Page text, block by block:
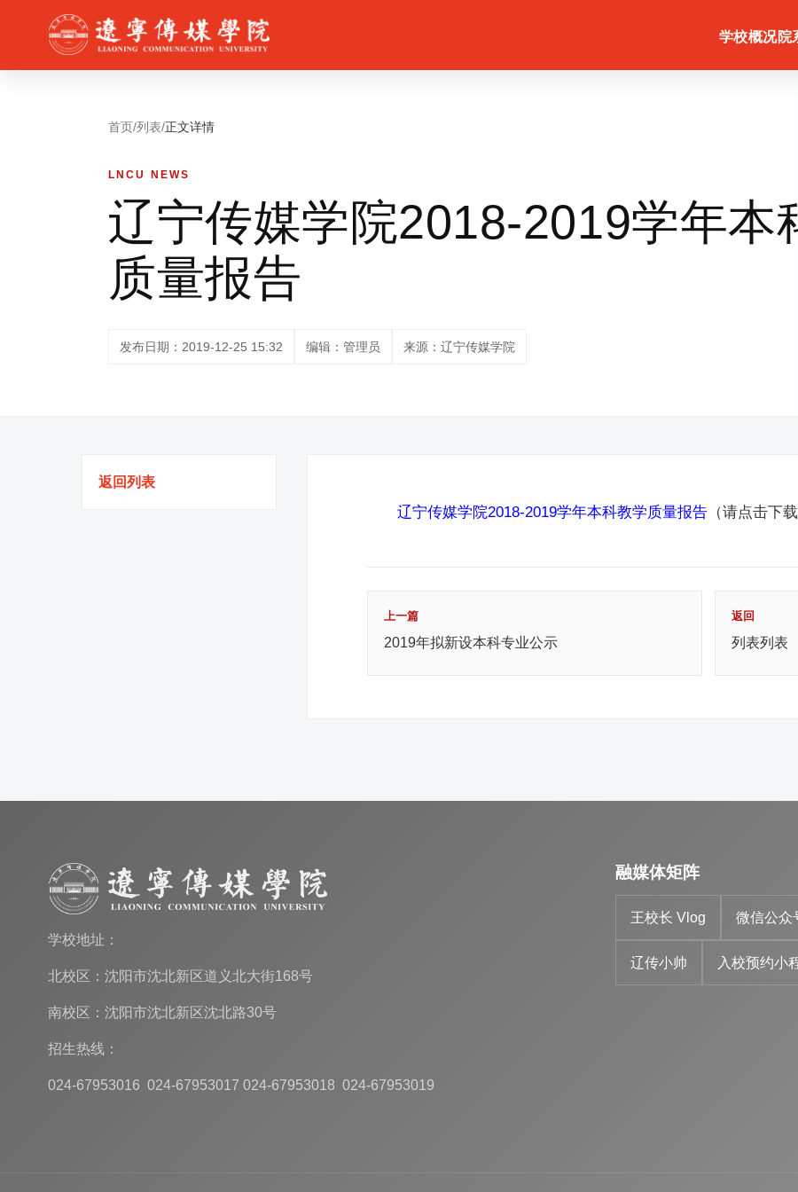
学校概况院
首页/列表/正文详情
LNCU NEWS
辽宁传媒学院2018-2019学年本
质量报告
发布日期：2019-12-25 15:32 编辑：管理员 来源：辽宁传媒学院
返回列表
辽宁传媒学院2018-2019学年本科教学质量报告 （请点击下
上一篇
2019年拟新设本科专业公示
返回
列表列表
学校地址：
北校区：沈阳市沈北新区道义北大街168号
南校区：沈阳市沈北新区沈北路30号
招生热线：
024-67953016 024-67953017 024-67953018 024-67953019
融媒体矩阵
王校长 Vlog 微信公众
辽传小帅 入校预约小